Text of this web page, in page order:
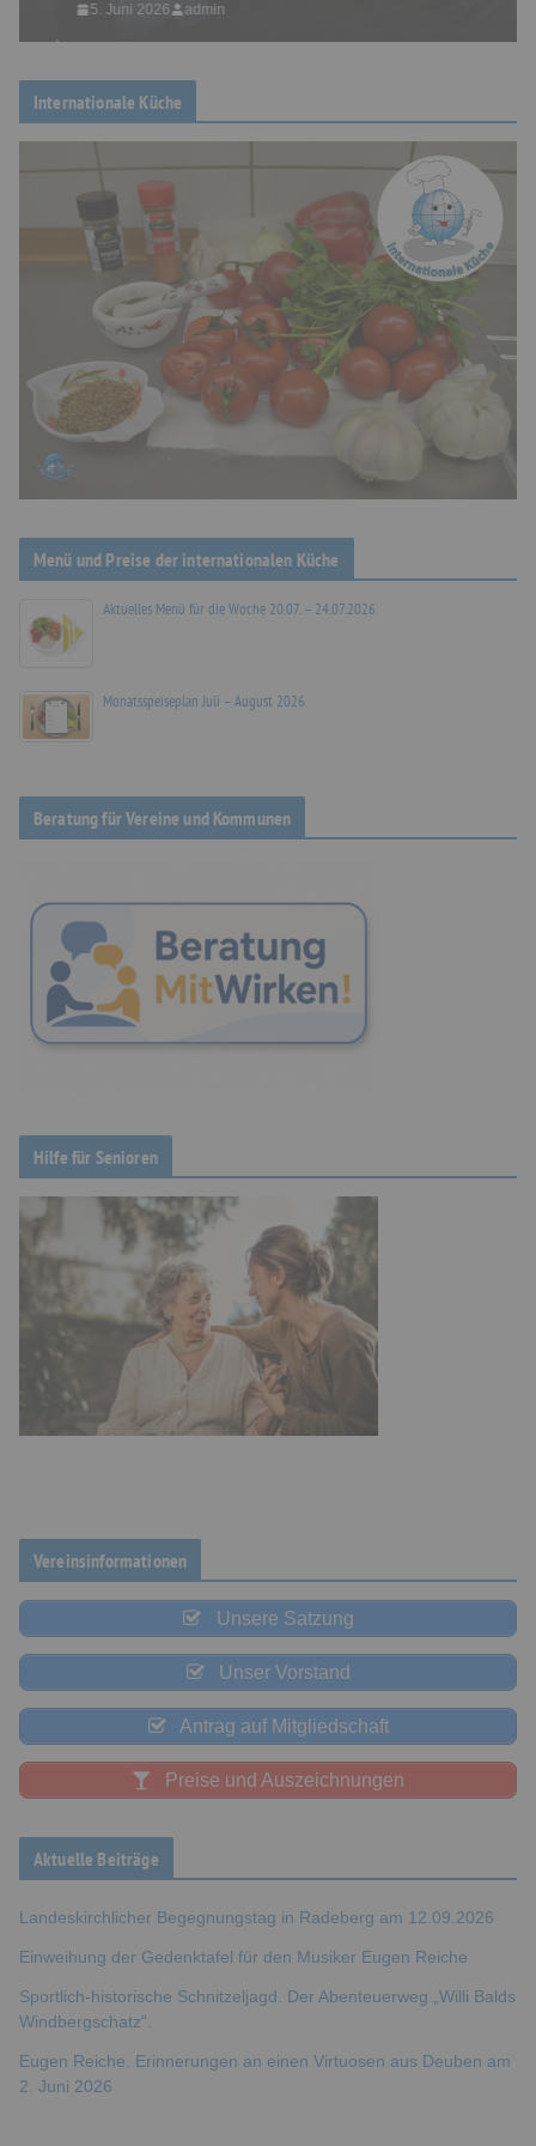
5. Juni 2026 admin
Internationale Küche
Menü und Preise der internationalen Küche
Aktuelles Menü für die Woche 20.07. – 24.07.2026
Monatsspeiseplan Juli – August 2026
Beratung für Vereine und Kommunen
Hilfe für Senioren
Vereinsinformationen
Unsere Satzung
Unser Vorstand
Antrag auf Mitgliedschaft
Preise und Auszeichnungen
Aktuelle Beiträge
Landeskirchlicher Begegnungstag in Radeberg am 12.09.2026
Einweihung der Gedenktafel für den Musiker Eugen Reiche
Sportlich-historische Schnitzeljagd. Der Abenteuerweg „Willi Balds
Windbergschatz“.
Eugen Reiche. Erinnerungen an einen Virtuosen aus Deuben am
2. Juni 2026